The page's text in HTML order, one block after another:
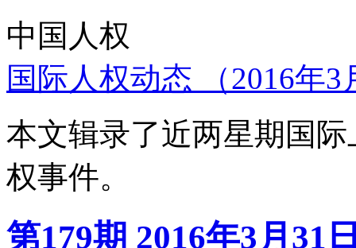
中国人权
国际人权动态 （2016年
本文辑录了近两星期国
权事件。
第179期 2016年3月31